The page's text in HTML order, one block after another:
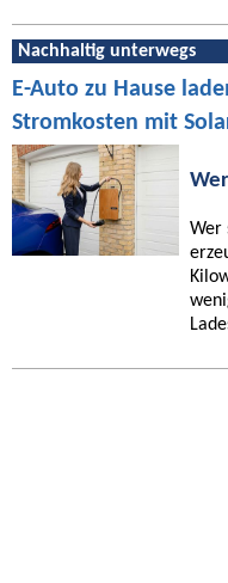
Nachhaltig unterwegs
E-Auto zu Hause
Stromkosten mit
Wer